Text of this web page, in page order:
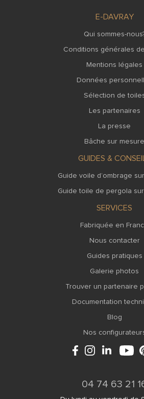
E-DAVRAY
Qui sommes-
Conditions générales
Mentions légales
Données
Sélection de
Les partenaires
La presse
Bâche sur mesure
GUIDES &
Guide voile d’ombrage
Guide toile de pergola
SERVICES
Fabriquée en
Nous contacter
Guides pratiques
Galerie photos
Trouver un partenaire
Documentation
Blog
Nos
04 74 63 21